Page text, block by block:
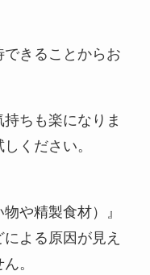
きることからお
ちも楽になりま
ください。
や精製食材）』
よる原因が見え
。